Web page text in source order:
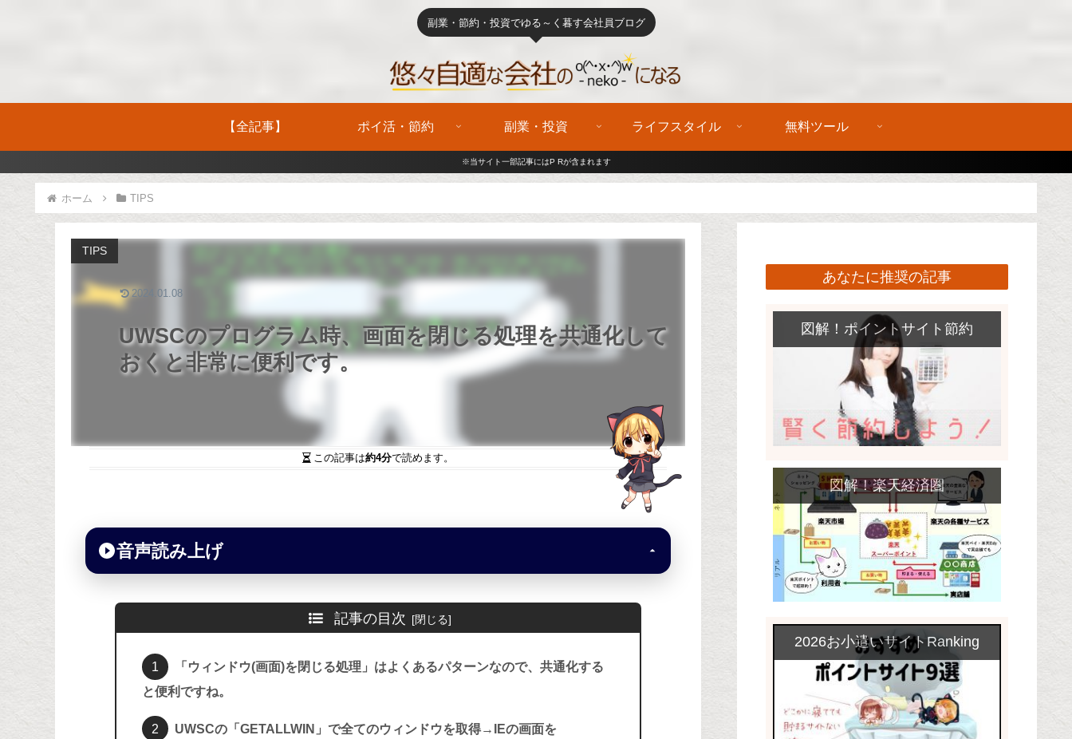
副業・節約・投資でゆる～く暮す会社員ブログ
【全記事】 ポイ活・節約 副業・投資 ライフスタイル 無料ツール
※当サイト一部記事にはP Rが含まれます
ホーム TIPS
UWSCのプログラム時、画面を閉じる処理を共通化して
おくと非常に便利です。
TIPS
2024.01.08
この記事は約4分で読めます。
音声読み上げ
記事の目次
「ウィンドウ(画面)を閉じる処理」はよくあるパターンなので、共通化する
と便利ですね。
UWSCの「GETALLWIN」で全てのウィンドウを取得→IEの画面を
あなたに推奨の記事
図解！ポイントサイト節約
図解！楽天経済圏
2026お小遣いサイトRanking